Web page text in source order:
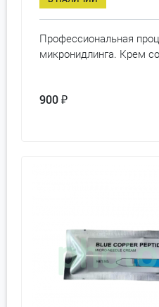
Профессиональная
микронидлинга. Крем
900 ₽